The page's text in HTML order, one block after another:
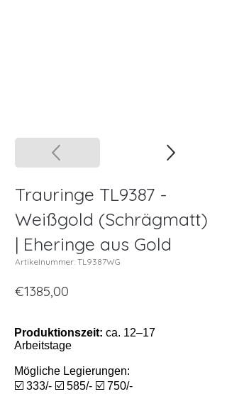
Trauringe TL9387 -
Weißgold (Schrägmatt)
| Eheringe aus Gold
Artikelnummer: TL9387WG
€1385,00
Produktionszeit: ca. 12–17
Arbeitstage
Mögliche Legierungen:
☑️ 333/- ☑️ 585/- ☑️ 750/-